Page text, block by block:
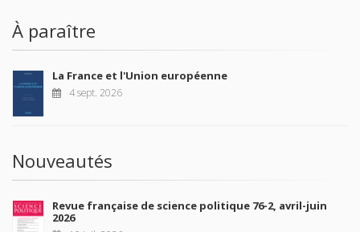
À paraître
La France et l'Union européenne
4 sept. 2026
Nouveautés
Revue française de science politique 76-2, avril-juin
2026